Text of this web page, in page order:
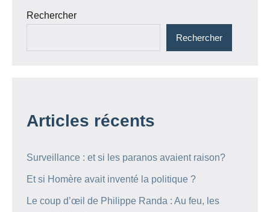
Rechercher
Rechercher
Articles récents
Surveillance : et si les paranos avaient raison?
Et si Homère avait inventé la politique ?
Le coup d’œil de Philippe Randa : Au feu, les